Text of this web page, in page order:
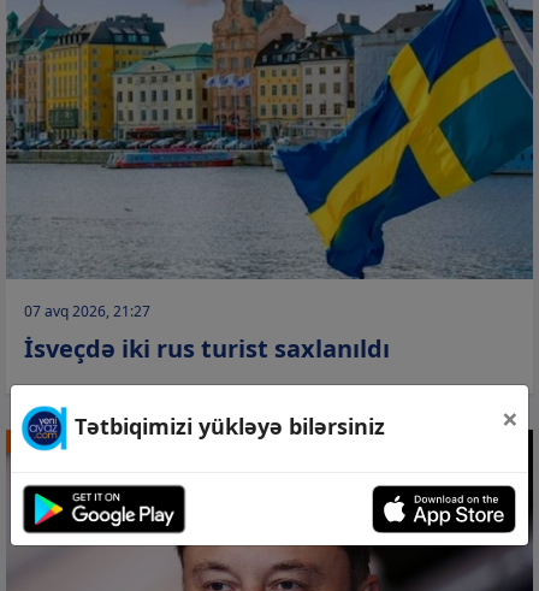
07 avq 2026, 21:27
İsveçdə iki rus turist saxlanıldı
DÜNYA
Tətbiqimizi yükləyə bilərsiniz ×